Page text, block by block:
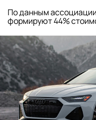
По данным
формируют 44%